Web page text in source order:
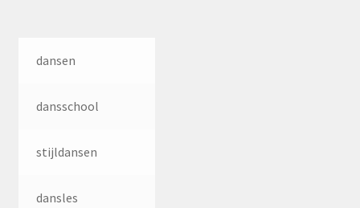
dansen
dansschool
stijldansen
dansles